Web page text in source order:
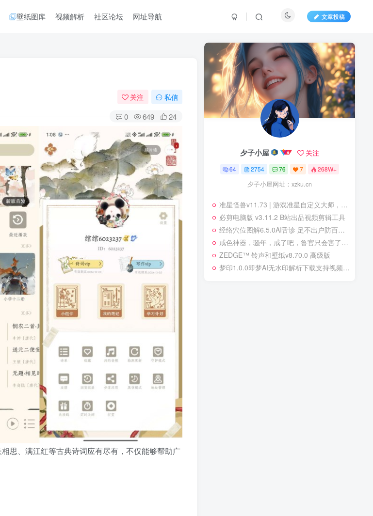
壁纸图库 视频解析 社区论坛 网址导航 文章投稿
关注 私信
0 649 24
思、满江红等古典诗词应有尽有，不仅能够帮助广
夕子小屋 关注
64 2754 76 7 268W+
夕子小屋网址：xzku.cn
准星怪兽v11.73 | 游戏准星自定义大师，一键提升射击精准度
必剪电脑版 v3.11.2 B站出品视频剪辑工具
经络穴位图解6.5.0AI舌诊 足不出户防百病解锁钻石会员
戒色神器，骚年，戒了吧，鲁官只会害了你！
ZEDGE™ 铃声和壁纸v8.70.0 高级版
梦印1.0.0即梦AI无水印解析下载支持视频和图集